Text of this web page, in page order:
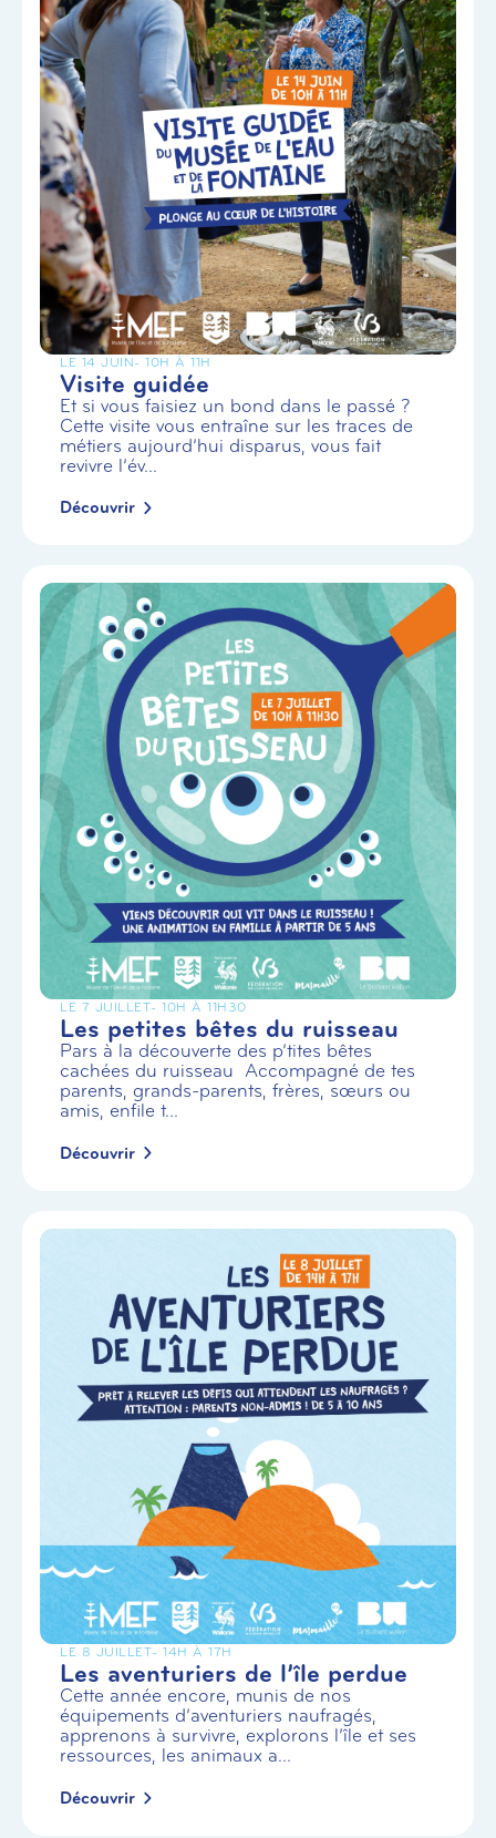
LE 14 JUIN- 10H À 11H
Visite guidée
Et si vous faisiez un bond dans le passé ?
Cette visite vous entraîne sur les traces de
métiers aujourd’hui disparus, vous fait
revivre l’év...
Découvrir
LE 7 JUILLET- 10H À 11H30
Les petites bêtes du ruisseau
Pars à la découverte des p’tites bêtes
cachées du ruisseau Accompagné de tes
parents, grands-parents, frères, sœurs ou
amis, enfile t...
Découvrir
LE 8 JUILLET- 14H À 17H
Les aventuriers de l’île perdue
Cette année encore, munis de nos
équipements d’aventuriers naufragés,
apprenons à survivre, explorons l’île et ses
ressources, les animaux a...
Découvrir